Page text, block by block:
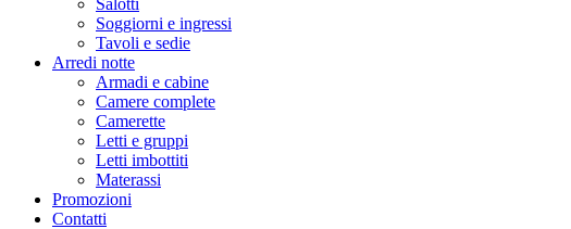
Salotti
Soggiorni e ingressi
Tavoli e sedie
Arredi notte
Armadi e cabine
Camere complete
Camerette
Letti e gruppi
Letti imbottiti
Materassi
Promozioni
Contatti